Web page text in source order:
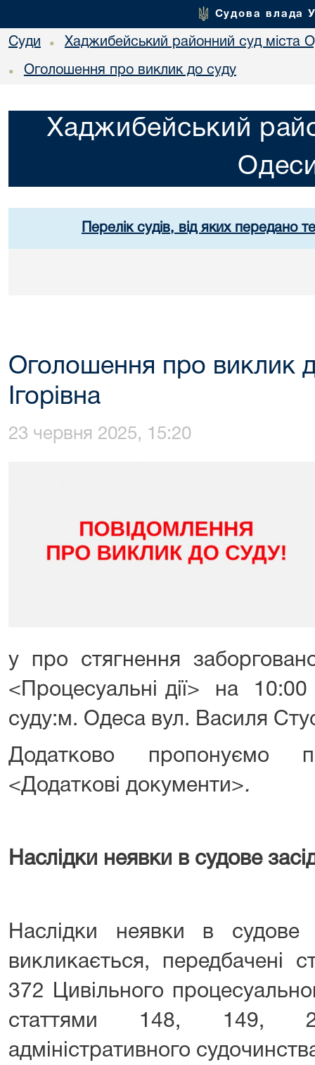
Судова влада
Суди • Хаджибейський районний суд міста
• Оголошення про виклик до суду
Хаджибейський
Перелік судів, від яких передано
Оголошення про виклик
Ігорівна
23 червня 2025, 15:20
у про стягнення
<Процесуальні дії>
на 10:00
суду:м. Одеса вул. Василя
Додатково пропонуємо
<Додаткові документи>.
Наслідки неявки в судове
Наслідки неявки в судове
викликається, передбачені
372 Цивільного
статтями 148, 149,
адміністративного